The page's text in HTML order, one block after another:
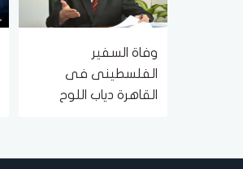
وفاة السفير
الفلسطينى فى
القاهرة دياب اللوح